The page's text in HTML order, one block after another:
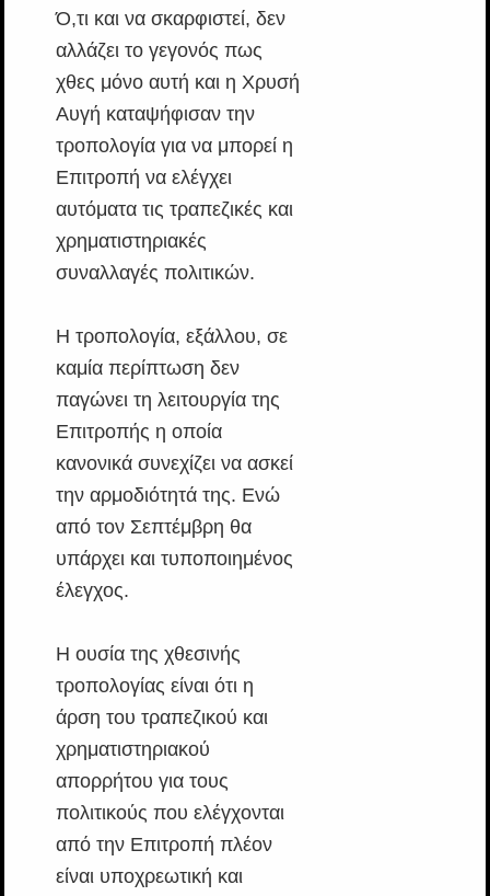
Ό,τι και να σκαρφιστεί, δεν
αλλάζει το γεγονός πως
χθες μόνο αυτή και η Χρυσή
Αυγή καταψήφισαν την
τροπολογία για να μπορεί η
Επιτροπή να ελέγχει
αυτόματα τις τραπεζικές και
χρηματιστηριακές
συναλλαγές πολιτικών.
Η τροπολογία, εξάλλου, σε
καμία περίπτωση δεν
παγώνει τη λειτουργία της
Επιτροπής η οποία
κανονικά συνεχίζει να ασκεί
την αρμοδιότητά της. Ενώ
από τον Σεπτέμβρη θα
υπάρχει και τυποποιημένος
έλεγχος.
Η ουσία της χθεσινής
τροπολογίας είναι ότι η
άρση του τραπεζικού και
χρηματιστηριακού
απορρήτου για τους
πολιτικούς που ελέγχονται
από την Επιτροπή πλέον
είναι υποχρεωτική και